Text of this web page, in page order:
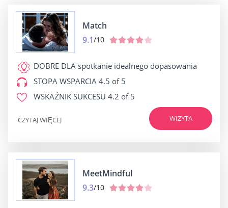
Match
9.1/10
DOBRE DLA spotkanie idealnego dopasowania
STOPA WSPARCIA 4.5 of 5
WSKAŹNIK SUKCESU 4.2 of 5
WIZYTA
CZYTAJ WIĘCEJ
MeetMindful
9.3/10